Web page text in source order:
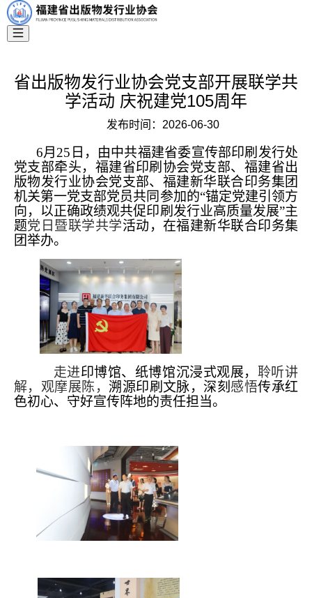
省出版物发行业协会党支部开展联学共
学活动 庆祝建党105周年
发布时间： 2026-06-30
6月25日，由中共福建省委宣传部印刷发行处
党支部牵头，福建省印刷协会党支部、福建省出
版物发行业协会党支部、福建新华联合印务集团
机关第一党支部党员共同参加的“锚定党建引领方
向，以正确政绩观共促印刷发行业高质量发展”主
题党日暨联学共学活动，在福建新华联合印务集
团举办。
走进印博馆、纸博馆沉浸式观展， 聆听讲
解，观摩展陈， 溯源印刷文脉，深刻 感悟传承红
色初心、守好宣传阵地的责任担当。